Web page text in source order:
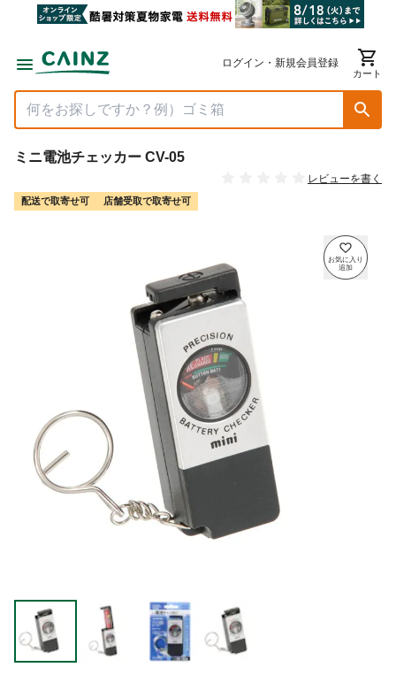
ログイン・新規会員登録
カート
ミニ電池チェッカー CV-05
レビューを書く
配送で取寄せ可 店舗受取で取寄せ可